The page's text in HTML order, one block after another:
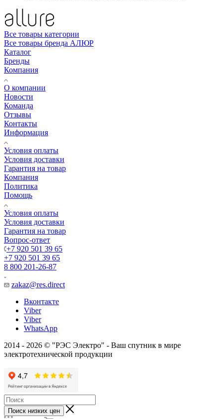
Все товары категории
Все товары бренда АЛЮР
Каталог
Бренды
Компания
О компании
Новости
Команда
Отзывы
Контакты
Информация
Условия оплаты
Условия доставки
Гарантия на товар
Компания
Политика
Помощь
Условия оплаты
Условия доставки
Гарантия на товар
Вопрос-ответ
+7 920 501 39 65
+7 920 501 39 65
8 800 201-26-87
zakaz@res.direct
Вконтакте
Viber
Viber
WhatsApp
2014 - 2026 © "РЭС Электро" - Ваш спутник в мире
электротехнической продукции
Поиск низких цен